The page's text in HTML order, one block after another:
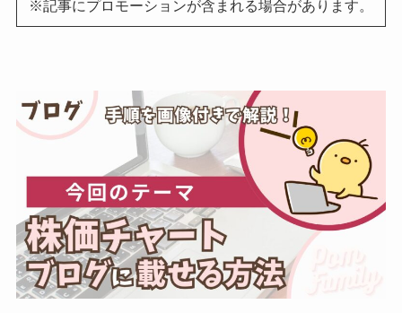
※記事にプロモーションが含まれる場合があります。